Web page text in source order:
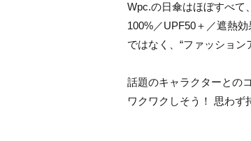
Wpc.の日傘はほぼすべて
100%／UPF50＋／遮熱
ではなく、“ファッション
話題のキャラクターとの
ワクワクしそう！ 思わず